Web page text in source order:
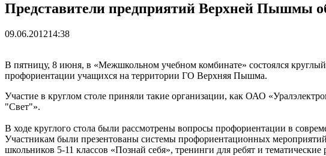
Представители предприятий Верхней Пышмы
09.06.201214:38
В пятницу, 8 июня, в «Межшкольном учебном комбинате» состоялся
профориентации учащихся на территории ГО Верхняя Пышма.
Участие в круглом столе приняли такие организации, как ОАО
"Свет"».
В ходе круглого стола были рассмотрены вопросы профориентации в
Участникам были презентованы системы профориентационных
школьников 5-11 классов «Познай себя», тренинги для ребят и тематические